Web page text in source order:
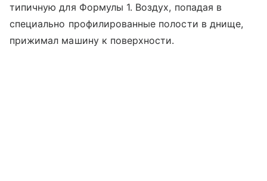
типичную для Формулы 1. Воздух, попадая в
специально профилированные полости в днище,
прижимал машину к поверхности.